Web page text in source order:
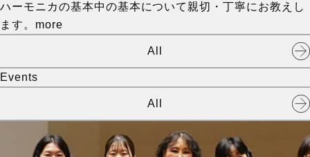
ハーモニカの基本中の基本について親切・丁寧にお教えし
ます。 more
All
Events
All